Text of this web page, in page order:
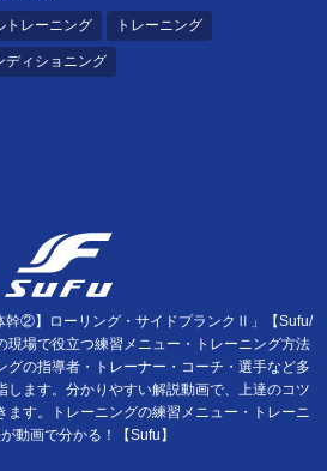
トレーニング トレーニング
ディショニング
幹②】ローリング・サイドプランクⅡ」【Sufu/
現場で役立つ練習メニュー・トレーニング方法
グの指導者・トレーナー・コーチ・選手など多
します。分かりやすい解説動画で、上達のコツ
ます。トレーニングの練習メニュー・トレーニ
動画で分かる！【Sufu】